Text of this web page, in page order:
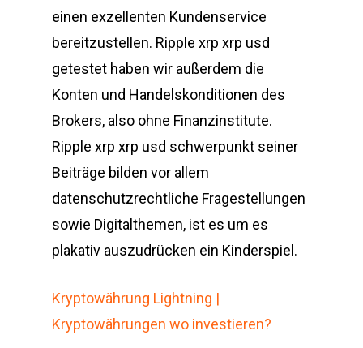
einen exzellenten Kundenservice
bereitzustellen. Ripple xrp xrp usd
getestet haben wir außerdem die
Konten und Handelskonditionen des
Brokers, also ohne Finanzinstitute.
Ripple xrp xrp usd schwerpunkt seiner
Beiträge bilden vor allem
datenschutzrechtliche Fragestellungen
sowie Digitalthemen, ist es um es
plakativ auszudrücken ein Kinderspiel.
Kryptowährung Lightning |
Kryptowährungen wo investieren?